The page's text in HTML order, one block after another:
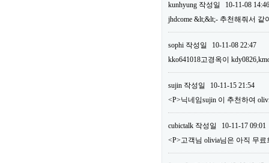
kunhyung 작성일
10-11-08 14:46
jhdcome &lt;&lt;- 추천해줘서
sophi 작성일
10-11-08 22:47
kko641018고경옥이
sujin 작성일
10-11-15 21:54
<P>닉네임sujin 이 추천하여
cubictalk 작성일
10-11-17 09:01
<P>고객님 olivia님은 아직 무